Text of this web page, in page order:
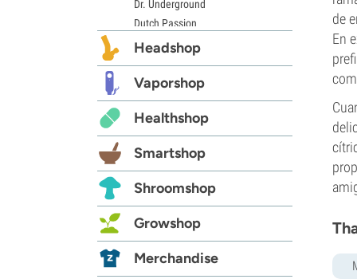
de
En
Dr. Underground
Dutch Passion
Elite Seeds
Exotic Seed
Expert Seeds
FastBuds
Female Seeds
French Touch Seeds
Garden of Green
GeneSeeds
G13 Labs
Grass-O-Matic
Headshop
Vaporshop
Healthshop
Smartshop
Shroomshop
Growshop
Merchandise